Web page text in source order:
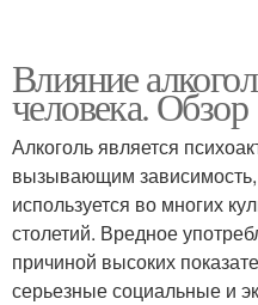
Мужской алкоголизм
Влияние
человека. Обзор
Алкоголь является
вызывающим
используется во многих
столетий. Вредное
причиной высоких
серьезные социальные и